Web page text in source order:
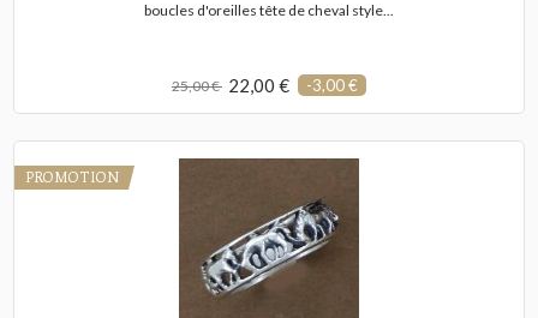
boucles d'oreilles tête de cheval style...
25,00 € 22,00 € -3,00 €
PROMOTION